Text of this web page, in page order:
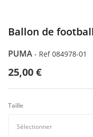
Ballon de football
PUMA - Ref 084978-01
25,00 €
Taille